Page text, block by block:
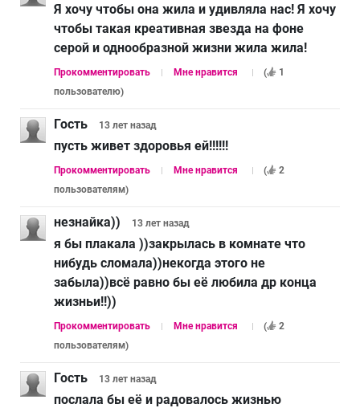
Я хочу чтобы она жила и удивляла нас! Я хочу
чтобы такая креативная звезда на фоне
серой и однообразной жизни жила жила!
Прокомментировать Мне нравится (
1
пользователю)
Гость 13 лет назад
пусть живет здоровья ей!!!!!!
Прокомментировать Мне нравится (
2
пользователям)
незнайка)) 13 лет назад
я бы плакала ))закрылась в комнате что
нибудь сломала))некогда этого не
забыла))всё равно бы её любила др конца
жизньи!!))
Прокомментировать Мне нравится (
2
пользователям)
Гость 13 лет назад
послала бы её и радовалось жизнью